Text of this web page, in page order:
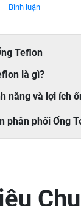
Bình luận
Teflon
là gì?
năng và lợi ích
phân phối Ống